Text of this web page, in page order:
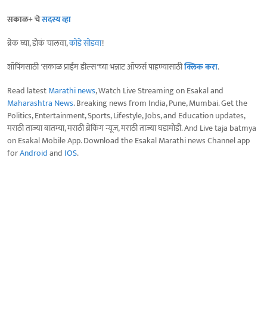
सकाळ+ चेसदस्य व्हा
ब्रेक घ्या, डोकं चालवा,कोडे सोडवा!
शॉपिंगसाठी 'सकाळ प्राईम डील्स'च्या भन्नाट ऑफर्स पाहण्यासाठीक्लिक करा.
Read latestMarathi news, Watch Live Streaming on Esakal and
Maharashtra News. Breaking news from India, Pune, Mumbai. Get the
Politics, Entertainment, Sports, Lifestyle, Jobs, and Education updates,
मराठी ताज्या बातम्या, मराठी ब्रेकिंग न्यूज, मराठी ताज्या घडामोडी. And Live taja batmya
on Esakal Mobile App. Download the Esakal Marathi news Channel app
forAndroidand IOS.